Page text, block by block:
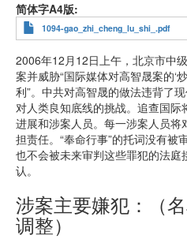
简体字A4版
1094-gao_zhi_cheng_lu_shi_.pdf
2006年12月12日上午，北京市中
案并威胁“国际媒体对高智晟案的‘
利”。中共对高智晟的做法违背了
对人类良知底线的挑战。追查国
进展和涉案人员。每一涉案人员
担责任。“奉命行事”的托词没有被
也不会被未来审判这些罪犯的法
认。
涉案主要嫌犯：（
调整）